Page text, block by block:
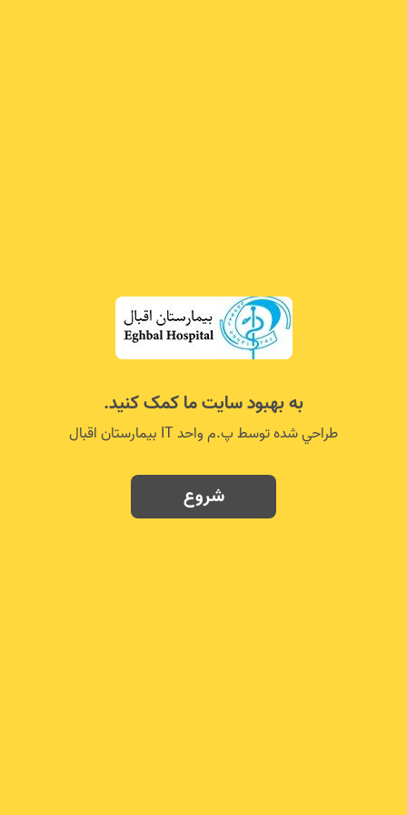
به بهبود سایت ما کمک کنید.
طراحي شده توسط پ.م واحد IT بيمارستان اقبال
شروع